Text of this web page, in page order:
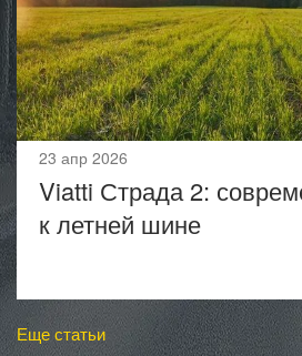
23 апр 2026
Viatti Страда 2:
к летней шине
Еще статьи